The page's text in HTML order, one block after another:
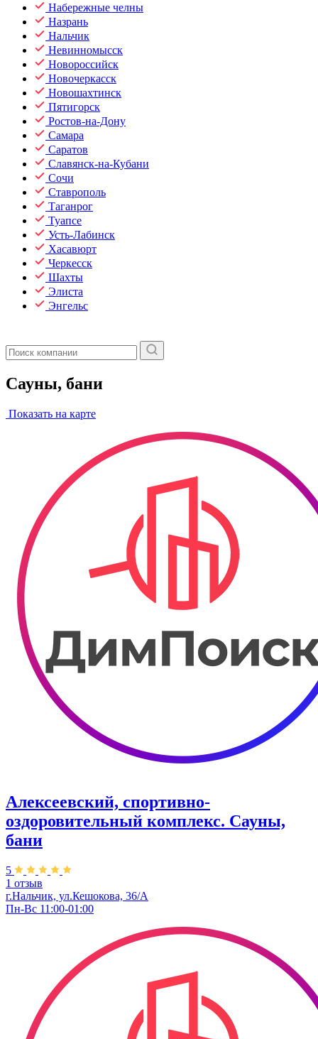
Набережные челны
Назрань
Нальчик
Невинномысск
Новороссийск
Новочеркасск
Новошахтинск
Пятигорск
Ростов-на-Дону
Самара
Саратов
Славянск-на-Кубани
Сочи
Ставрополь
Таганрог
Туапсе
Усть-Лабинск
Хасавюрт
Черкесск
Шахты
Элиста
Энгельс
Сауны, бани
Показать на карте
Алексеевский, спортивно-
оздоровительный комплекс. Сауны,
бани
5
1 отзыв
г.Нальчик, ул.Кешокова, 36/А
Пн-Вс 11:00-01:00